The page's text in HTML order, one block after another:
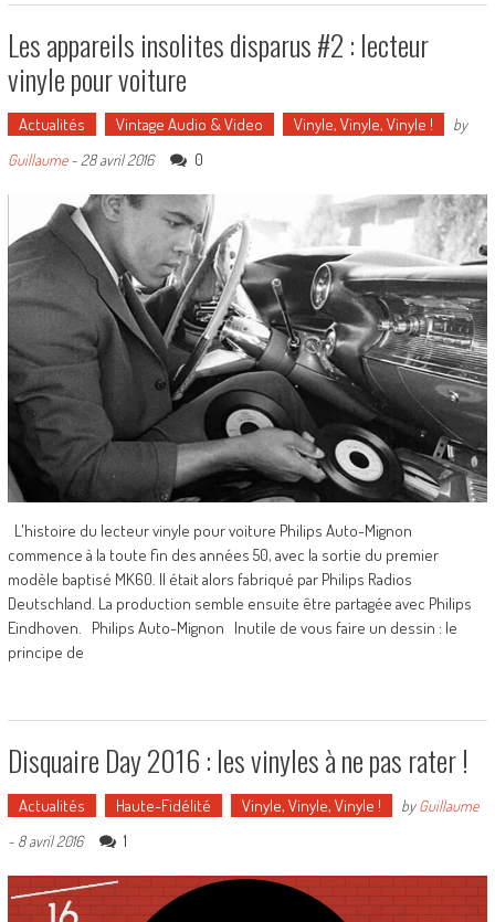
Les appareils insolites disparus #2 : lecteur
vinyle pour voiture
Actualités Vintage Audio & Video Vinyle, Vinyle, Vinyle !
by
Guillaume- 28 avril 2016 0
L'histoire du lecteur vinyle pour voiture Philips Auto-Mignon
commence à la toute fin des années 50, avec la sortie du premier
modèle baptisé MK60. Il était alors fabriqué par Philips Radios
Deutschland. La production semble ensuite être partagée avec Philips
Eindhoven. Philips Auto-Mignon Inutile de vous faire un dessin : le
principe de
Disquaire Day 2016 : les vinyles à ne pas rater !
Actualités Haute-Fidélité Vinyle, Vinyle, Vinyle ! byGuillaume
- 8 avril 2016 1